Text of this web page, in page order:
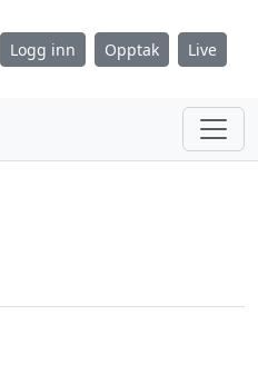
Logg inn Opptak Live